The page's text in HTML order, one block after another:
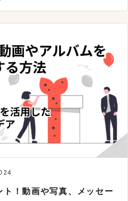
ト！動画や写真、メッセー